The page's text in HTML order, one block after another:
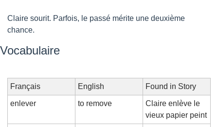
Claire sourit. Parfois, le passé mérite une deuxième
chance.
Vocabulaire
Français English Found in Story
enlever to remove
Claire enlève le
vieux papier peint